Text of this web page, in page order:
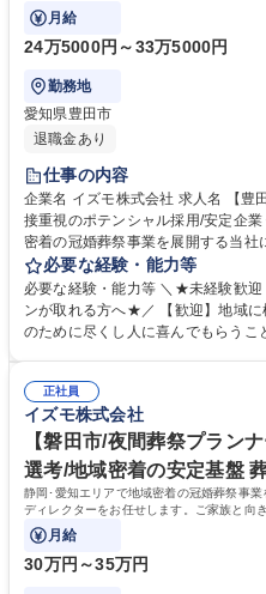
企画・提案するお仕事です。
月給
24万5000円～33万5000円
勤務地
愛知県豊田市
退職金あり
仕事の内容
企業名 イズモ株式会社 求人名 【豊田市/葬祭プランナー】未経験歓迎！面
接重視のポテンシャル採用/安定企業 仕事の内容 静岡・愛知エリアで地域
密着の冠婚葬祭事業を展開する当
ます。ご遺族様と向き合うことで、
ニーを企画・提案するお仕事です。 【仕事詳細】ご逝去の連絡対応からお
迎え、ご遺族との打ち合わせ、通
ターフォローまで一貫して担当しま
ープ内に多様な事業があり、人間関
ることも可能です。 募集職種 【豊田市/葬祭プランナー】未経験歓迎！面
接重視のポテンシャル採用/安定企業
必要な経験・能力等
必要な経験・能力等 ＼★未経験歓
ンが取れる方へ★／ 【歓迎】地域
のために尽くし人に喜んでもらう
い、真摯に向き合える誠実さを持っ
これまでの人生における様々な経験
行に移せる行動力を評価します。
り、未経験からでも安心して成長できる
学歴：大学院 大学 高専 短大 専修学
許普通自動車
正社員
イズモ株式会社
【磐田市/夜間葬祭プラン
選考/地域密着の安定基盤
静岡･愛知エリアで地域密着の冠婚葬祭事
ディレクターをお任せします。ご家族と向
する、意義深いお仕事です。
月給
30万円～35万円